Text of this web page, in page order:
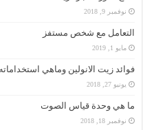
نوفمبر 9, 2018
التعامل مع شخص مستفز
مايو 1, 2019
فوائد زيت الانولين وماهي استخداماته
يونيو 27, 2018
ما هي وحدة قياس الصوت
نوفمبر 18, 2018